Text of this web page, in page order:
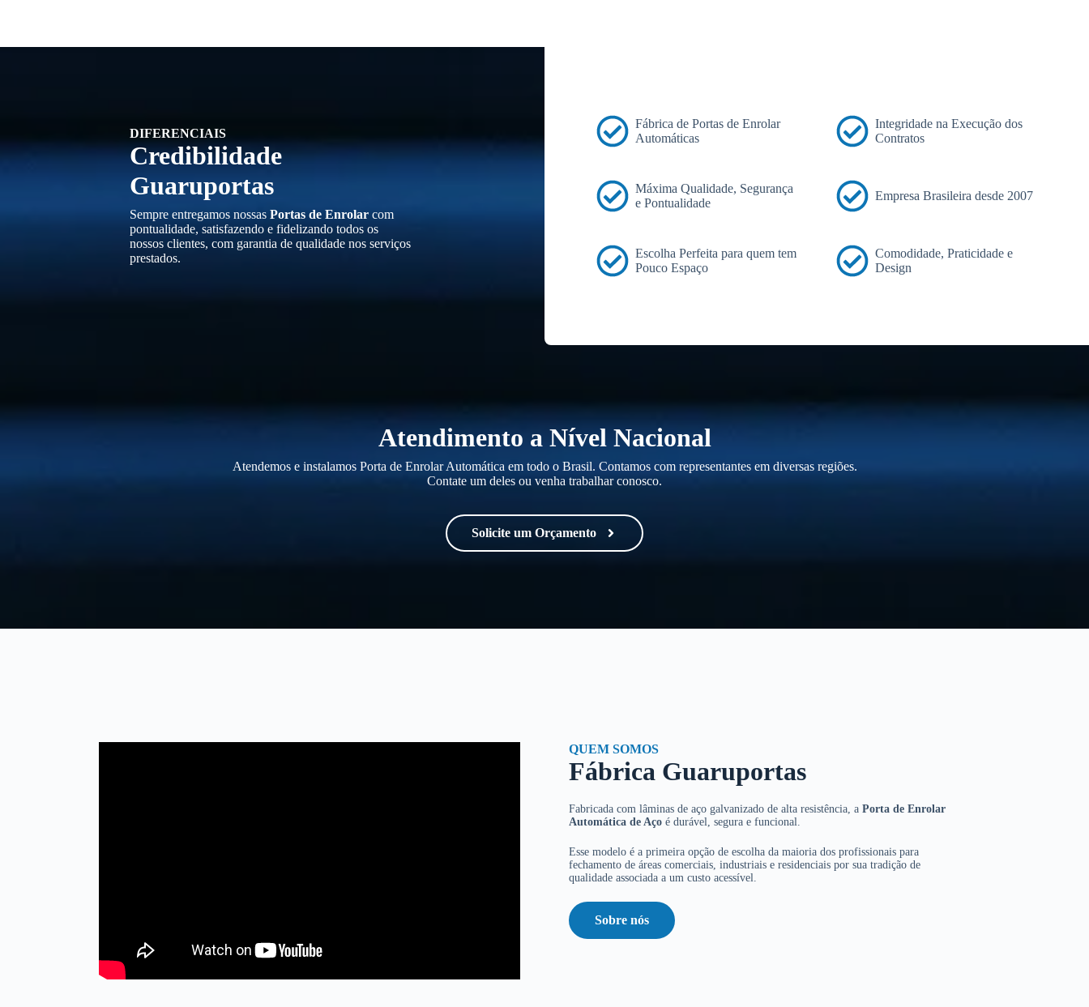
DIFERENCIAIS
Credibilidade
Guaruportas
Sempre entregamos nossas Portas de Enrolar com
pontualidade, satisfazendo e fidelizando todos os
nossos clientes, com garantia de qualidade nos serviços
prestados.
Fábrica de Portas de Enrolar
Automáticas
Máxima Qualidade, Segurança
e Pontualidade
Escolha Perfeita para quem tem
Pouco Espaço
Integridade na Execução dos
Contratos
Empresa Brasileira desde 2007
Comodidade, Praticidade e
Design
Atendimento a Nível Nacional
Atendemos e instalamos Porta de Enrolar Automática em todo o Brasil. Contamos com representantes em diversas regiões.
Contate um deles ou venha trabalhar conosco.
Solicite um Orçamento
QUEM SOMOS
Fábrica Guaruportas
Fabricada com lâminas de aço galvanizado de alta resistência, a Porta de Enrolar
Automática de Aço é durável, segura e funcional.
Esse modelo é a primeira opção de escolha da maioria dos profissionais para
fechamento de áreas comerciais, industriais e residenciais por sua tradição de
qualidade associada a um custo acessível.
Sobre nós